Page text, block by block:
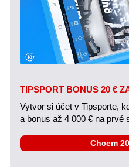
TIPSPORT BONUS 20 €
Vytvor si účet v Tipsporte,
a bonus až 4 000 € na prvé
Chcem